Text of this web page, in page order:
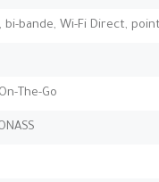
bi-bande, Wi-Fi Direct,
The-Go